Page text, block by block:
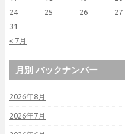
« 7月
24
25 26 27
31
月別 バックナンバー
2026年8月
2026年7月